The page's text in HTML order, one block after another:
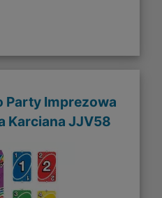
Party Imprezowa
Karciana JJV58